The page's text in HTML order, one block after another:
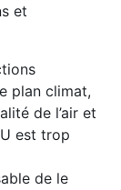
et
plan climat,
de l’air et
est trop
de le